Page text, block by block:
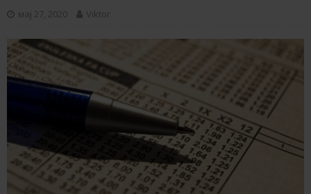
мај 27, 2020 Viktor